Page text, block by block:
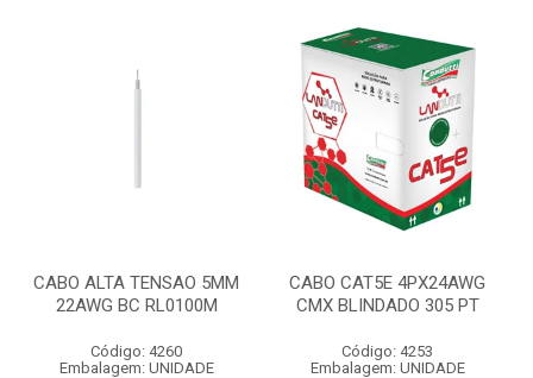
CABO ALTA TENSAO 5MM
22AWG BC RL0100M
Código: 4260
Embalagem: UNIDADE
CABO CAT5E 4PX24AWG
CMX BLINDADO 305 PT
Código: 4253
Embalagem: UNIDADE